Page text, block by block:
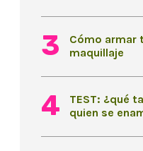
Cómo armar
maquillaje
TEST: ¿qué
quien se